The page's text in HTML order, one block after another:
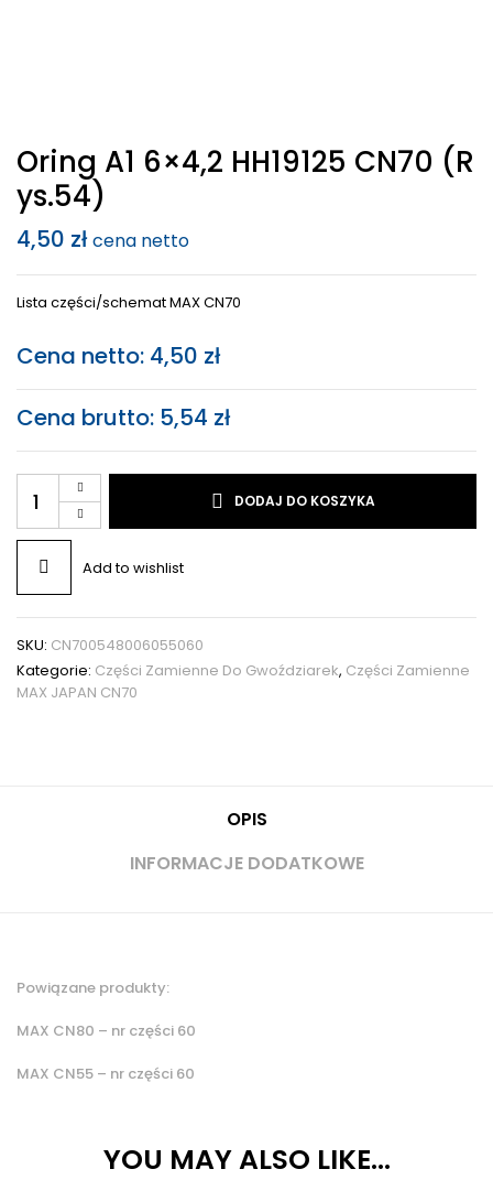
Oring A1 6×4,2 HH19125 CN70 (r
Ys.54)
4,50 zł cena netto
Lista części/schemat MAX CN70
Cena netto: 4,50 zł
Cena brutto: 5,54 zł
DODAJ DO KOSZYKA
Add to wishlist
SKU: CN700548006055060
Kategorie: Części Zamienne Do Gwoździarek, Części Zamienne
MAX JAPAN CN70
OPIS
INFORMACJE DODATKOWE
Powiązane produkty:
MAX CN80 – nr części 60
MAX CN55 – nr części 60
YOU MAY ALSO LIKE…